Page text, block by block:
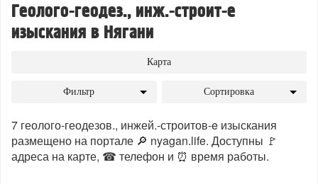
Геолого-геодез., инж.-строит-e
изыскания в Нягани
Карта
Фильтр Сортировка
7 геолого-геодезов., инжей.-строитов-e изыскания
размещено на портале 🔎 nyagan.life. Доступны 🚩
адреса на карте, ☎ телефон и ⏰ время работы.